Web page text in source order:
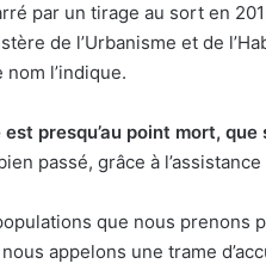
par un tirage au sort en
de l’Urbanisme et de
l’indique.
presqu’au point mort,
passé, grâce à
que nous prenons
appelons une trame